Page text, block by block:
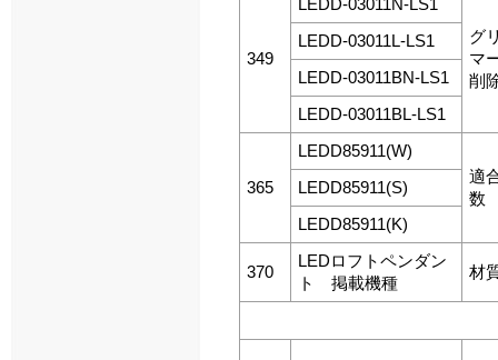
349
LEDD-03011N-LS1
グ
マ
削
LEDD-03011L-LS1
LEDD-03011BN-LS1
LEDD-03011BL-LS1
365
LEDD85911(W)
適
数
LEDD85911(S)
LEDD85911(K)
370
LEDロフトペンダン
ト 掲載機種
材